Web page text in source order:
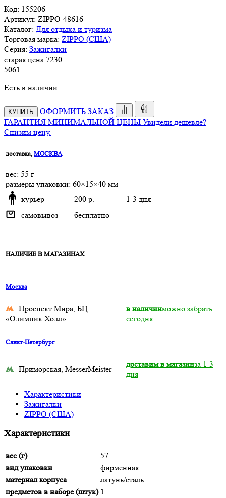
Код: 155206
Артикул: ZIPPO-48616
Каталог: Для отдыха и туризма
Торговая марка: ZIPPO (США)
Серия: Зажигалки
старая цена 7230
5061
Есть в наличии
КУПИТЬ
ОФОРМИТЬ ЗАКАЗ
ГАРАНТИЯ МИНИМАЛЬНОЙ ЦЕНЫ Увидели дешевле?
Снизим цену.
доставка, МОСКВА
веc: 55 г
размеры упаковки: 60×15×40 мм
курьер
200 р.
1-3 дня
самовывоз
бесплатно
НАЛИЧИЕ В МАГАЗИНАХ
Москва
Проспект Мира, БЦ
«Олимпик Холл»
в наличииможно забрать
сегодня
Санкт-Петербург
Приморская, MesserMeister
доставим в магазинза 1-3
дня
Характеристики
Зажигалки
ZIPPO (США)
Характеристики
вес (г)
57
вид упаковки
фирменная
материал корпуса
латунь/сталь
предметов в наборе (штук) 1